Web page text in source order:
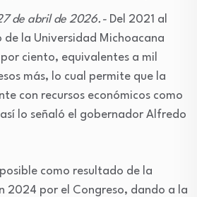
de abril de 2026.- Del 2021 al
la Universidad Michoacana
ciento, equivalentes a mil
más, lo cual permite que la
con recursos económicos como
lo señaló el gobernador Alfredo
como resultado de la
2024 por el Congreso, dando a la